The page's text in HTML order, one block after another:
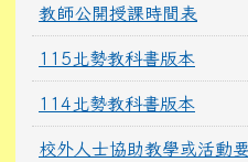
教師公開授課時間表
115北勢教科書版本
114北勢教科書版本
校外人士協助教學或活動